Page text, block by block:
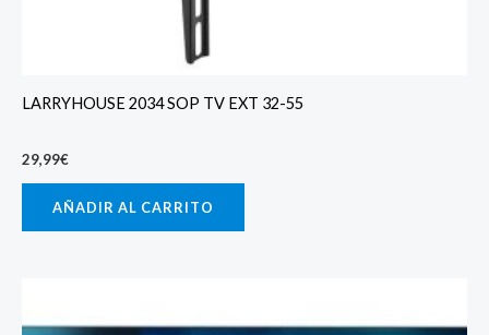
LARRYHOUSE 2034 SOP TV EXT 32-55
29,99€
AÑADIR AL CARRITO